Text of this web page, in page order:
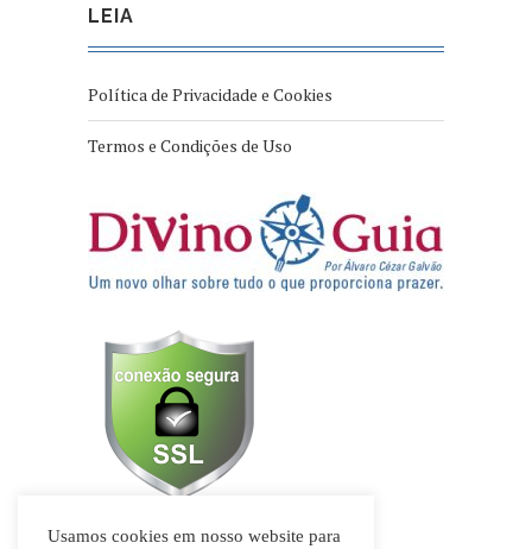
LEIA
Política de Privacidade e Cookies
Termos e Condições de Uso
Usamos cookies em nosso website para